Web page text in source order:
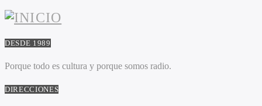
DESDE 1989
Porque todo es cultura y porque somos radio.
DIRECCIONES